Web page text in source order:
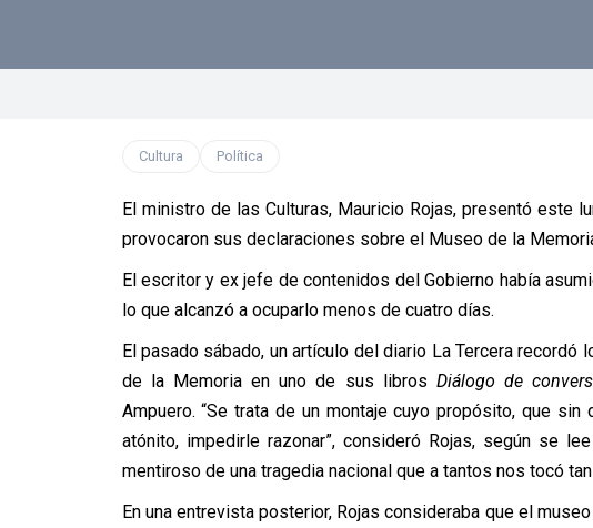
Cultura Política
El ministro de las Culturas, Mauricio Rojas, presentó este
provocaron sus declaraciones sobre el Museo de la
El escritor y ex jefe de contenidos del Gobierno había
lo que alcanzó a ocuparlo menos de cuatro días.
El pasado sábado, un artículo del diario La Tercera
de la Memoria en uno de sus libros Diálogo de
Ampuero. “Se trata de un montaje cuyo propósito, que
atónito, impedirle razonar”, consideró Rojas, según se
mentiroso de una tragedia nacional que a tantos nos tocó
En una entrevista posterior, Rojas consideraba que el